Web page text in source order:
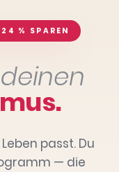
% SPAREN
passt. Du
— die